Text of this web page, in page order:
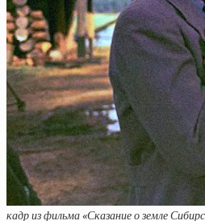
кадр из фильма «Сказание о земле